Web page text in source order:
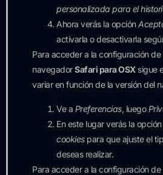
personalizada para el
Ahora verás la opción
activarla o desactivarla
Para acceder a la configuración de
navegadorSafari para OSXsigue
variar en función de la versión del
Ve a Preferencias, luego
En este lugar verás la opción
cookiespara que ajuste el
deseas realizar.
Para acceder a la configuración de